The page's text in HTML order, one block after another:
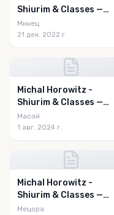
Shiurim & Classes —
Mikeitz 5783
Микец
21 дек. 2022 г.
Michal Horowitz -
Shiurim & Classes —
Matos-Massei 5784
Масэй
1 авг. 2024 г.
Michal Horowitz -
Shiurim & Classes —
Tazria - Metzora 5783
Мецора